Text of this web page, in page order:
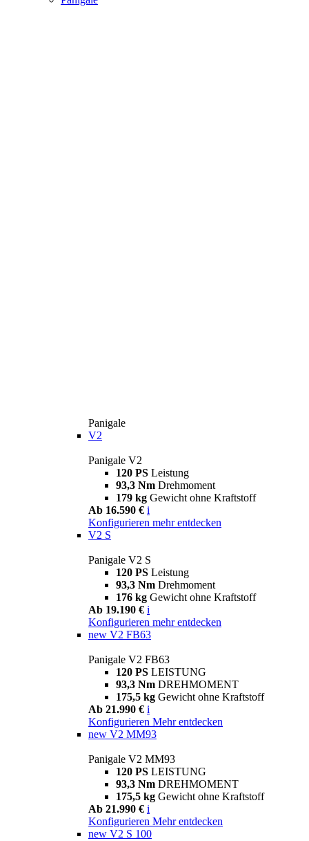
Panigale
V2
Panigale V2
120 PS Leistung
93,3 Nm Drehmoment
179 kg Gewicht ohne Kraftstoff
Ab 16.590 € i
Konfigurieren mehr entdecken
V2 S
Panigale V2 S
120 PS Leistung
93,3 Nm Drehmoment
176 kg Gewicht ohne Kraftstoff
Ab 19.190 € i
Konfigurieren mehr entdecken
new V2 FB63
Panigale V2 FB63
120 PS LEISTUNG
93,3 Nm DREHMOMENT
175,5 kg Gewicht ohne Kraftstoff
Ab 21.990 € i
Konfigurieren Mehr entdecken
new V2 MM93
Panigale V2 MM93
120 PS LEISTUNG
93,3 Nm DREHMOMENT
175,5 kg Gewicht ohne Kraftstoff
Ab 21.990 € i
Konfigurieren Mehr entdecken
new V2 S 100